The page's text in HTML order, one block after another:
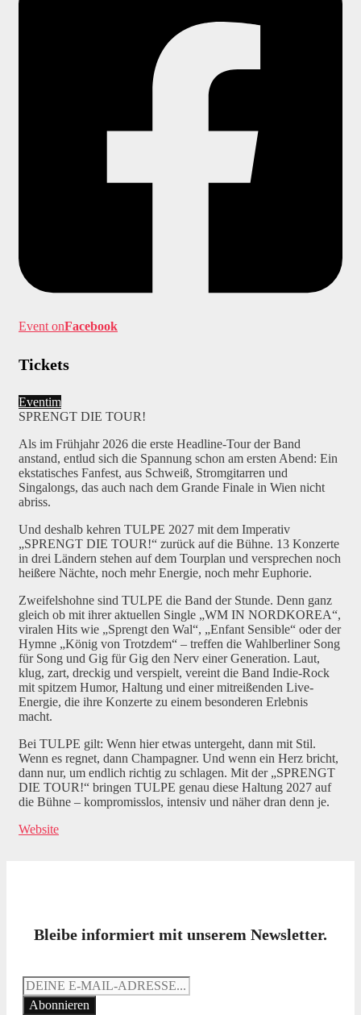
Event onFacebook
Tickets
Eventim
SPRENGT DIE TOUR!
Als im Frühjahr 2026 die erste Headline-Tour der Band
anstand, entlud sich die Spannung schon am ersten Abend: Ein
ekstatisches Fanfest, aus Schweiß, Stromgitarren und
Singalongs, das auch nach dem Grande Finale in Wien nicht
abriss.
Und deshalb kehren TULPE 2027 mit dem Imperativ
„SPRENGT DIE TOUR!“ zurück auf die Bühne. 13 Konzerte
in drei Ländern stehen auf dem Tourplan und versprechen noch
heißere Nächte, noch mehr Energie, noch mehr Euphorie.
Zweifelshohne sind TULPE die Band der Stunde. Denn ganz
gleich ob mit ihrer aktuellen Single „WM IN NORDKOREA“,
viralen Hits wie „Sprengt den Wal“, „Enfant Sensible“ oder der
Hymne „König von Trotzdem“ – treffen die Wahlberliner Song
für Song und Gig für Gig den Nerv einer Generation. Laut,
klug, zart, dreckig und verspielt, vereint die Band Indie-Rock
mit spitzem Humor, Haltung und einer mitreißenden Live-
Energie, die ihre Konzerte zu einem besonderen Erlebnis
macht.
Bei TULPE gilt: Wenn hier etwas untergeht, dann mit Stil.
Wenn es regnet, dann Champagner. Und wenn ein Herz bricht,
dann nur, um endlich richtig zu schlagen. Mit der „SPRENGT
DIE TOUR!“ bringen TULPE genau diese Haltung 2027 auf
die Bühne – kompromisslos, intensiv und näher dran denn je.
Website
Bleibe informiert mit unserem Newsletter.